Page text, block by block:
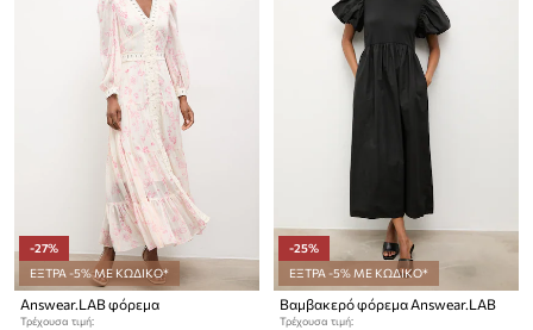
-27%
ΕΞΤΡΑ -5% ΜΕ ΚΩΔΙΚΟ*
Answear.LAB φόρεμα
Τρέχουσα τιμή:
-25%
ΕΞΤΡΑ -5% ΜΕ ΚΩΔΙΚΟ*
Βαμβακερό φόρεμα Answear.LAB
Τρέχουσα τιμή: